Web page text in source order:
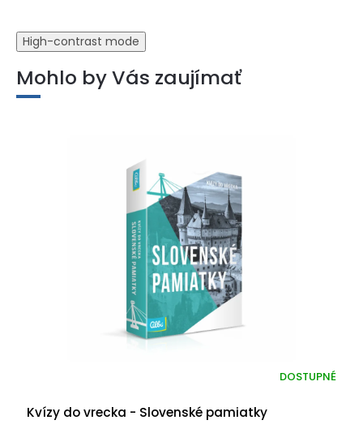
High-contrast mode
Mohlo by Vás zaujímať
Kvízy do vrecka - Slovenské pamiatky
DOSTUPNÉ